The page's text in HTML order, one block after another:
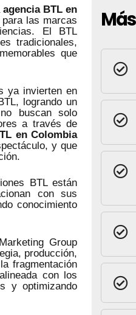
agencia BTL en
las marcas
El BTL
tradicionales,
que
ya invierten en
logrando un
buscan solo
a través de
en Colombia
y que
BTL están
con sus
conocimiento
Group
producción,
fragmentación
con los
y optimizando